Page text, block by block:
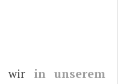
wir in unserem